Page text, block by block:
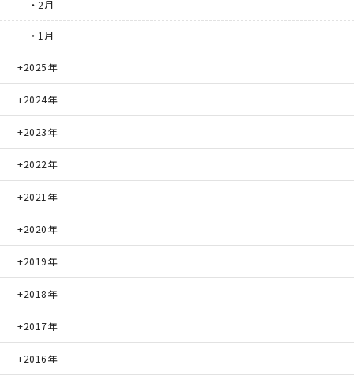
・2月
・1月
2025年
2024年
2023年
2022年
2021年
2020年
2019年
2018年
2017年
2016年